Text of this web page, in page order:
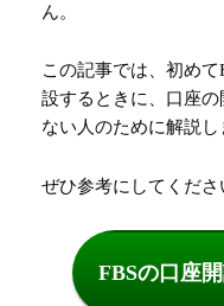
ん。
この記事では、初めて
設するときに、口座
ない人のために解説し
ぜひ参考にしてくださ
FBSの口座